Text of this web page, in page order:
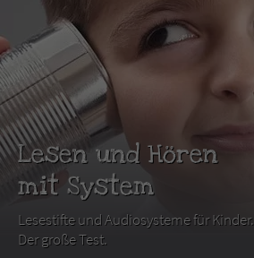
Lesen und Hören
mit System
Lesestifte und Audiosysteme für Kinder.
Der große Test.